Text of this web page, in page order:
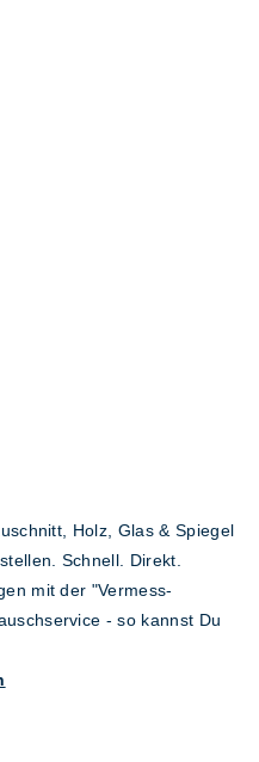
Holz, Glas & Spiegel
Schnell. Direkt.
mit der "Vermess-
- so kannst Du